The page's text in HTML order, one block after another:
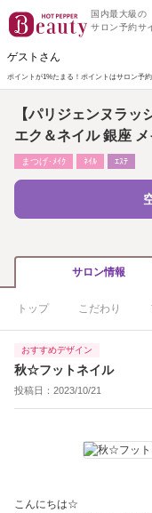
国内最大級の
サロン予約サ
ゲストさん
ポイントが1%たまる！ ポイントはサロン予
【パリジェンヌラッ
エク＆ネイル 銀座
まつげ･ﾒｲｸ ﾈｲﾙ ｴｽﾃ
サロン情報
トップ こだわり
おすすめデザイン
秋☆フットネイル
投稿日：2023/10/21
こんにちは☆